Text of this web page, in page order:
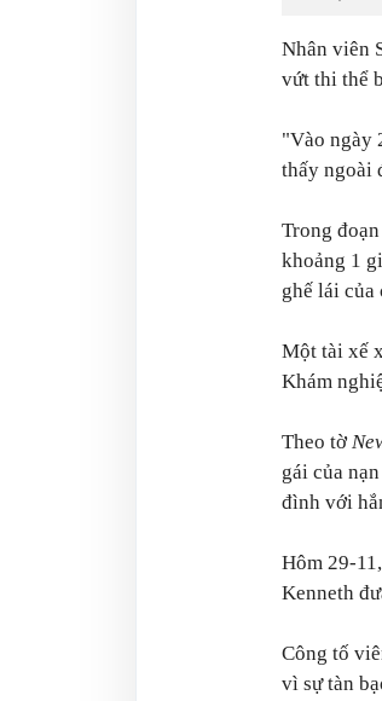
Nhân viên
vứt thi thể
"Vào ngày
thấy ngoài
Trong
khoảng 1
ghế lái của
Một tài xế
Khám
Theo tờ
gái của
đình với
Hôm 29-
Kenneth
Công tố
vì sự tàn